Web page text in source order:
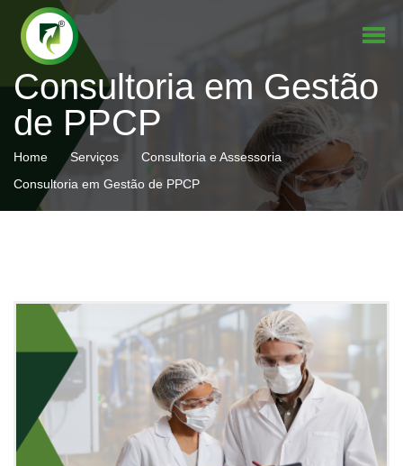
Consultoria em Gestão
de PPCP
Home Serviços
Consultoria e Assessoria
Consultoria em Gestão de PPCP